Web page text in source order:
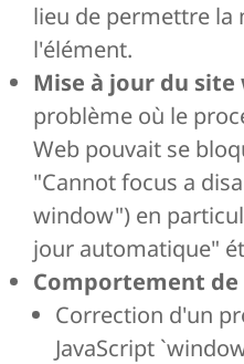
lieu de permettre la
l'élément.
Mise à jour du site
problème où le
Web pouvait se
"Cannot focus a
window") en
jour automatique"
Comportement
Correction d'un
JavaScript